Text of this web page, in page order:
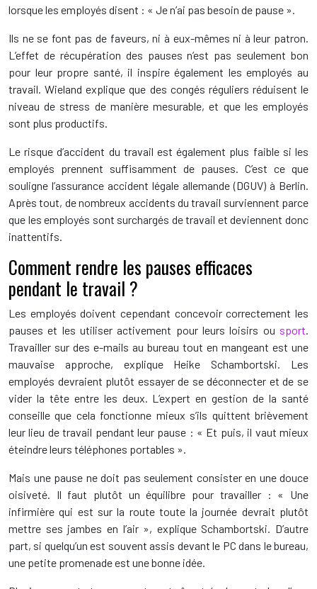
lorsque les employés disent : « Je n’ai pas besoin de pause ».
Ils ne se font pas de faveurs, ni à eux-mêmes ni à leur patron.
L’effet de récupération des pauses n’est pas seulement bon
pour leur propre santé, il inspire également les employés au
travail. Wieland explique que des congés réguliers réduisent le
niveau de stress de manière mesurable, et que les employés
sont plus productifs.
Le risque d’accident du travail est également plus faible si les
employés prennent suffisamment de pauses. C’est ce que
souligne l’assurance accident légale allemande (DGUV) à Berlin.
Après tout, de nombreux accidents du travail surviennent parce
que les employés sont surchargés de travail et deviennent donc
inattentifs.
Comment rendre les pauses efficaces
pendant le travail ?
Les employés doivent cependant concevoir correctement les
pauses et les utiliser activement pour leurs loisirs ou sport.
Travailler sur des e-mails au bureau tout en mangeant est une
mauvaise approche, explique Heike Schambortski. Les
employés devraient plutôt essayer de se déconnecter et de se
vider la tête entre les deux. L’expert en gestion de la santé
conseille que cela fonctionne mieux s’ils quittent brièvement
leur lieu de travail pendant leur pause : « Et puis, il vaut mieux
éteindre leurs téléphones portables ».
Mais une pause ne doit pas seulement consister en une douce
oisiveté. Il faut plutôt un équilibre pour travailler : « Une
infirmière qui est sur la route toute la journée devrait plutôt
mettre ses jambes en l’air », explique Schambortski. D’autre
part, si quelqu’un est souvent assis devant le PC dans le bureau,
une petite promenade est une bonne idée.